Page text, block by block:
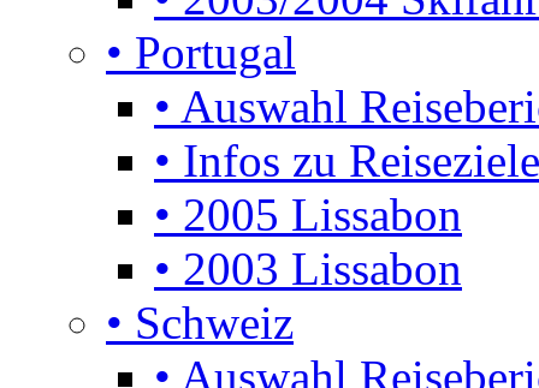
• Portugal
• Auswahl
• Infos zu
• 2005 Lissabon
• 2003 Lissabon
• Schweiz
• Auswahl